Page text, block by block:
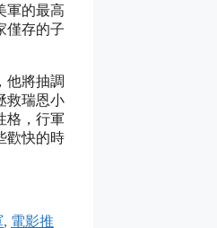
軍的最高
僅存的子
他將抽調
救瑞恩小
格，行軍
歡快的時
, 電影推